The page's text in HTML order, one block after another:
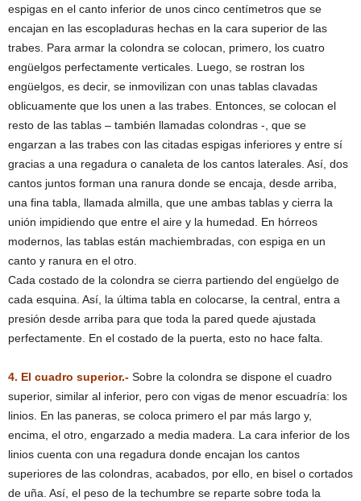
espigas en el canto inferior de unos cinco centímetros que se
encajan en las escopladuras hechas en la cara superior de las
trabes. Para armar la colondra se colocan, primero, los cuatro
engüelgos perfectamente verticales. Luego, se rostran los
engüelgos, es decir, se inmovilizan con unas tablas clavadas
oblicuamente que los unen a las trabes. Entonces, se colocan el
resto de las tablas – también llamadas colondras -, que se
engarzan a las trabes con las citadas espigas inferiores y entre sí
gracias a una regadura o canaleta de los cantos laterales. Así, dos
cantos juntos forman una ranura donde se encaja, desde arriba,
una fina tabla, llamada almilla, que une ambas tablas y cierra la
unión impidiendo que entre el aire y la humedad. En hórreos
modernos, las tablas están machiembradas, con espiga en un
canto y ranura en el otro.
Cada costado de la colondra se cierra partiendo del engüelgo de
cada esquina. Así, la última tabla en colocarse, la central, entra a
presión desde arriba para que toda la pared quede ajustada
perfectamente. En el costado de la puerta, esto no hace falta.
4. El cuadro superior.- Sobre la colondra se dispone el cuadro
superior, similar al inferior, pero con vigas de menor escuadría: los
linios. En las paneras, se coloca primero el par más largo y,
encima, el otro, engarzado a media madera. La cara inferior de los
linios cuenta con una regadura donde encajan los cantos
superiores de las colondras, acabados, por ello, en bisel o cortados
de uña. Así, el peso de la techumbre se reparte sobre toda la